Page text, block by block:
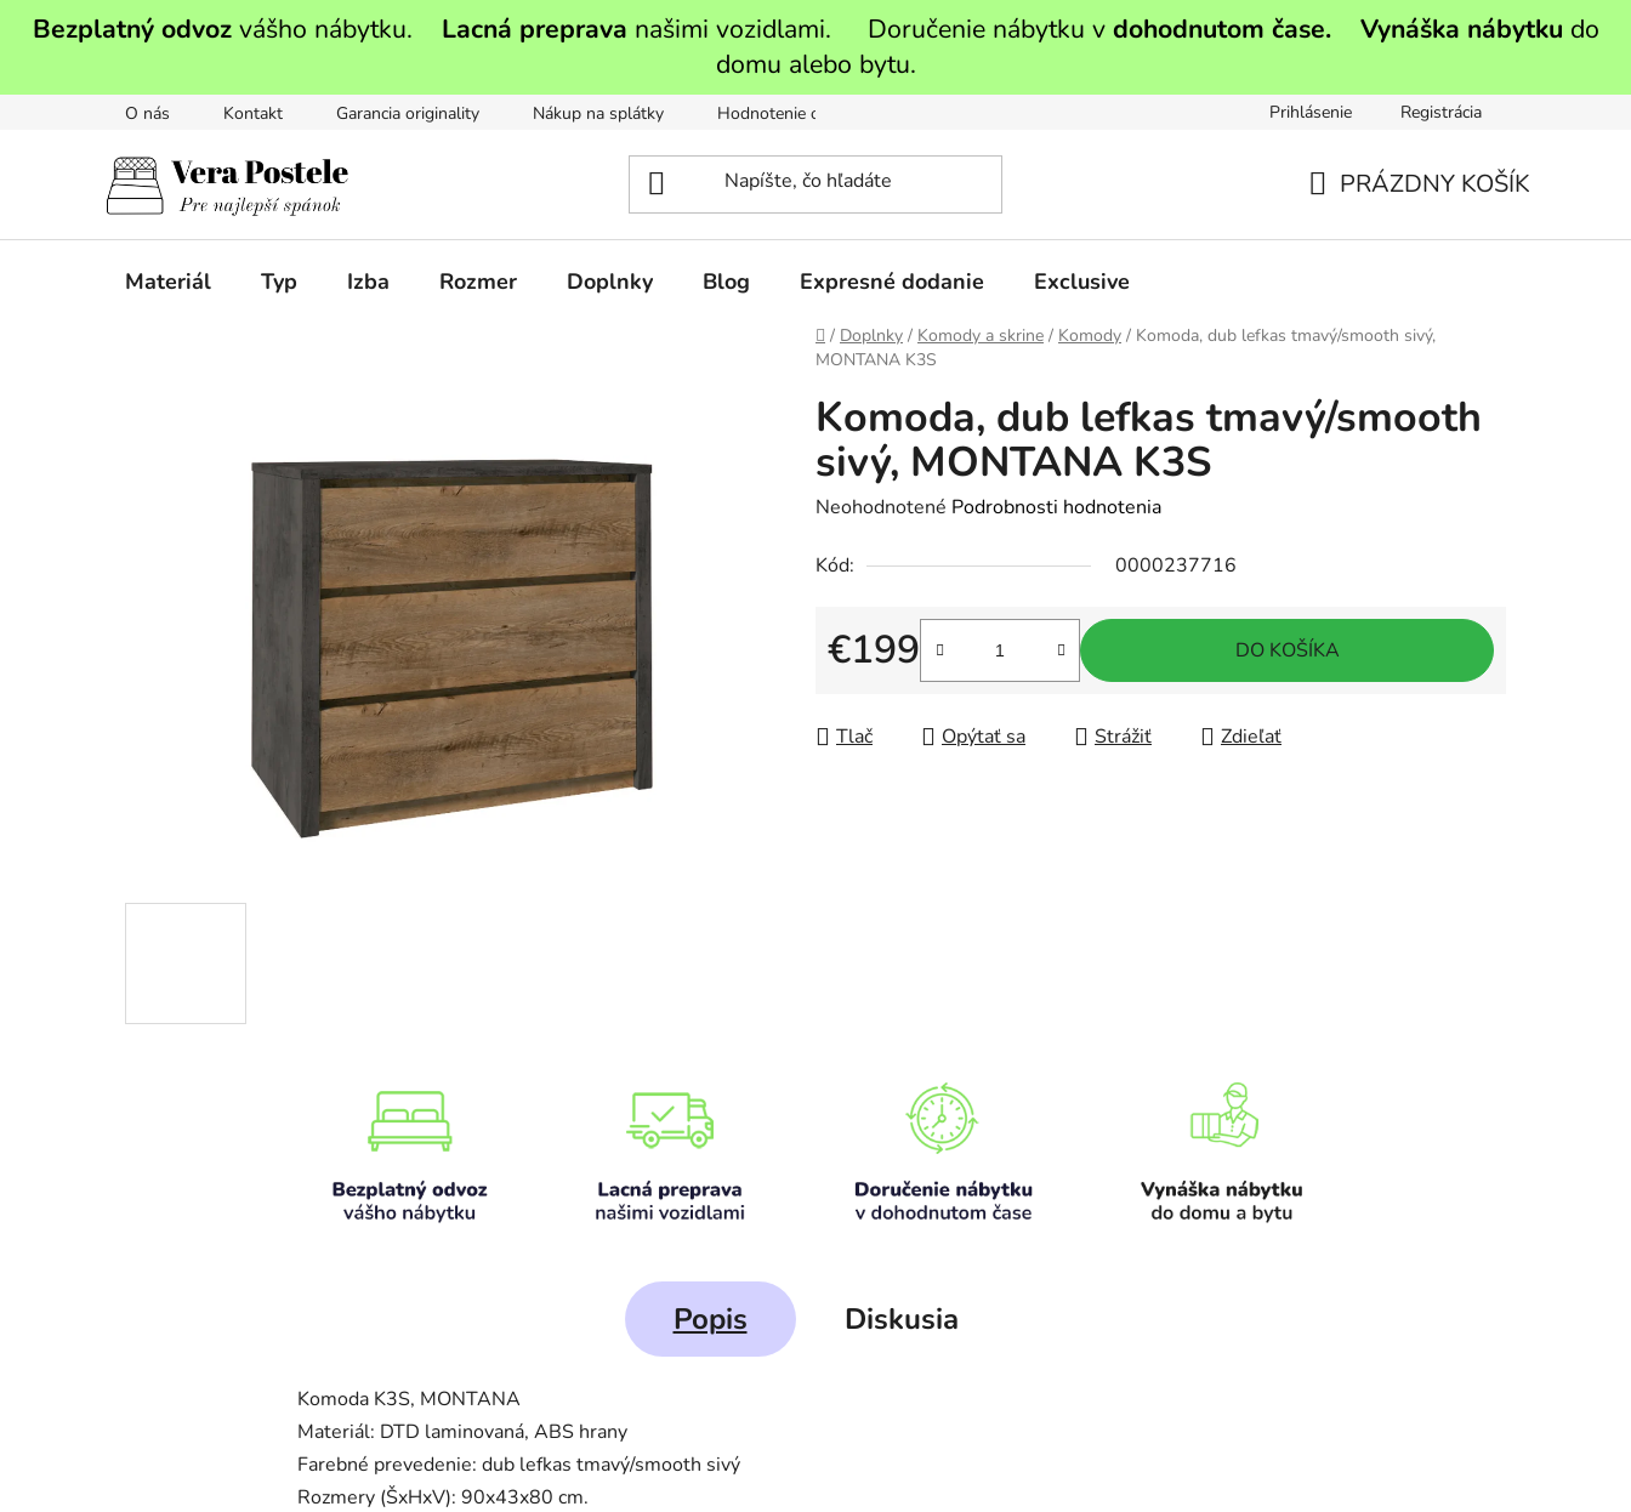
Bezplatný odvozvášho nábytku. Lacná preprava našimi vozidlami. Doručenie nábytku v dohodnutom čase. Vynáška nábytku do
domu alebo bytu.
O nás Kontakt Garancia originality Nákup na splátky Hodnotenie obchodu Prihlásenie Registrácia
PRÁZDNY KOŠÍK
Materiál Typ Izba Rozmer Doplnky Blog Expresné dodanie Exclusive
Domov
/ Doplnky / Komody a skrine / Komody / Komoda, dub lefkas tmavý/smooth sivý,
MONTANA K3S
Komoda, dub lefkas tmavý/smooth
sivý, MONTANA K3S
Priemerné
produktu
0,0
hviezdičiek.
Neohodnotené Podrobnosti hodnotenia
Kód: 0000237716
€199
Jednotková cena:
DO KOŠÍKA
Tlač Opýtať sa Strážiť Zdieľať
Popis Diskusia
Komoda K3S, MONTANA
Materiál: DTD laminovaná, ABS hrany
Farebné prevedenie: dub lefkas tmavý/smooth sivý
Rozmery (ŠxHxV): 90x43x80 cm.